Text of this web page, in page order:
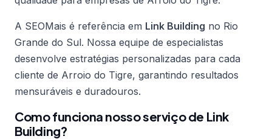
A SEOMais é referência em Link Building no Rio
Grande do Sul. Nossa equipe de especialistas
desenvolve estratégias personalizadas para cada
cliente de Arroio do Tigre, garantindo resultados
mensuráveis e duradouros.
Como funciona nosso serviço de Link
Building?